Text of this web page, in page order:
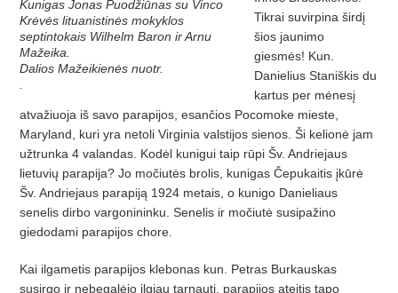
Kunigas Jonas Puodžiūnas su Vinco
Krėvės lituanistinės mokyklos
septintokais Wilhelm Baron ir Arnu
Mažeika.
Dalios Mažeikienės nuotr.
Tikrai suvirpina širdį
šios jaunimo
giesmės! Kun.
Danielius Staniškis du
kartus per mėnesį
atvažiuoja iš savo parapijos, esančios Pocomoke mieste,
Maryland, kuri yra netoli Virginia valstijos sienos. Ši kelionė jam
užtrunka 4 valandas. Kodėl kunigui taip rūpi Šv. Andriejaus
lietuvių parapija? Jo močiutės brolis, kunigas Čepukaitis įkūrė
Šv. Andriejaus parapiją 1924 metais, o kunigo Danieliaus
senelis dirbo vargonininku. Senelis ir močiutė susipažino
giedodami parapijos chore.
Kai ilgametis parapijos klebonas kun. Petras Burkauskas
susirgo ir nebegalėjo ilgiau tarnauti, parapijos ateitis tapo